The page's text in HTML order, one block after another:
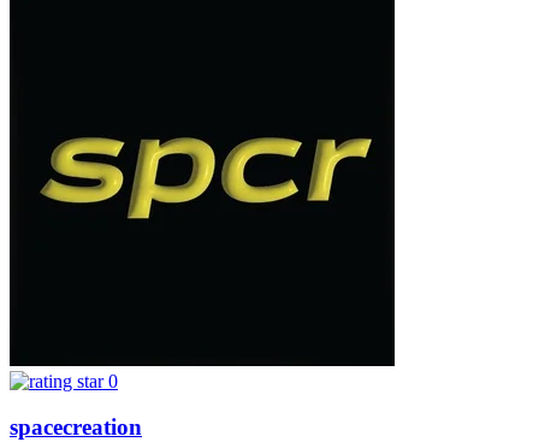
0
spacecreation